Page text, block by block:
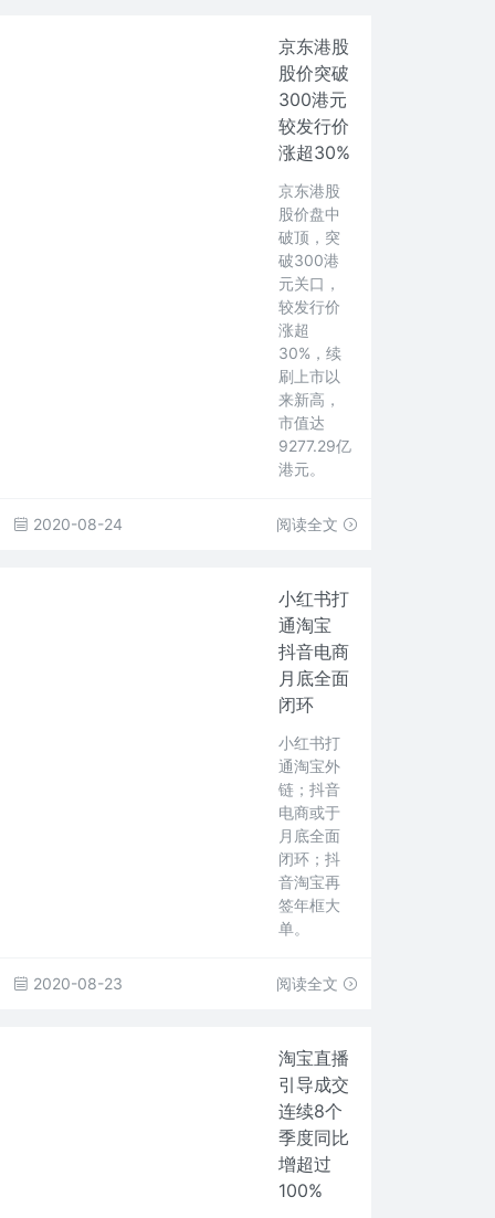
京东港股
股价突破
300港元
较发行价
涨超30%
京东港股
股价盘中
破顶，突
破300港
元关口，
较发行价
涨超
30%，续
刷上市以
来新高，
市值达
9277.29亿
港元。
2020-08-24 阅读全文
小红书打
通淘宝
抖音电商
月底全面
闭环
小红书打
通淘宝外
链；抖音
电商或于
月底全面
闭环；抖
音淘宝再
签年框大
单。
2020-08-23 阅读全文
淘宝直播
引导成交
连续8个
季度同比
增超过
100%